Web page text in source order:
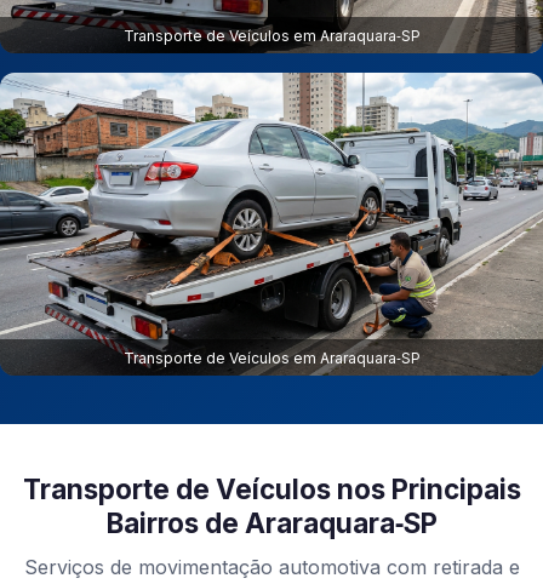
Transporte de Veículos em Araraquara‑SP
Transporte de Veículos em Araraquara‑SP
Transporte de Veículos nos Principais
Bairros de Araraquara‑SP
Serviços de movimentação automotiva com retirada e